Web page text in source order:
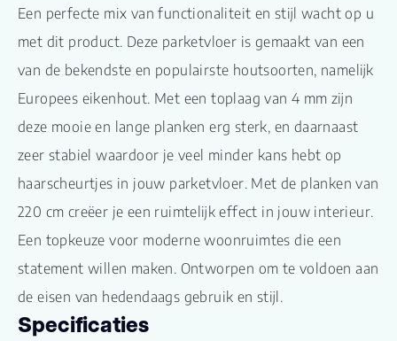
Een perfecte mix van functionaliteit en stijl wacht op u
met dit product. Deze parketvloer is gemaakt van een
van de bekendste en populairste houtsoorten, namelijk
Europees eikenhout. Met een toplaag van 4 mm zijn
deze mooie en lange planken erg sterk, en daarnaast
zeer stabiel waardoor je veel minder kans hebt op
haarscheurtjes in jouw parketvloer. Met de planken van
220 cm creëer je een ruimtelijk effect in jouw interieur.
Een topkeuze voor moderne woonruimtes die een
statement willen maken. Ontworpen om te voldoen aan
de eisen van hedendaags gebruik en stijl.
Specificaties